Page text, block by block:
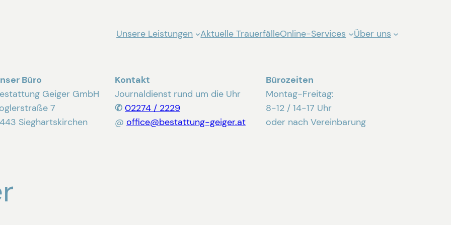
Unsere Leistungen Aktuelle TrauerfälleOnline-Services Über uns
Büro
Geiger GmbH
7
Sieghartskirchen
Kontakt
Journaldienst rund um die Uhr
✆ 02274 / 2229
@ office@bestattung-geiger.at
Bürozeiten
Montag-Freitag:
8-12 / 14-17 Uhr
oder nach Vereinbarung